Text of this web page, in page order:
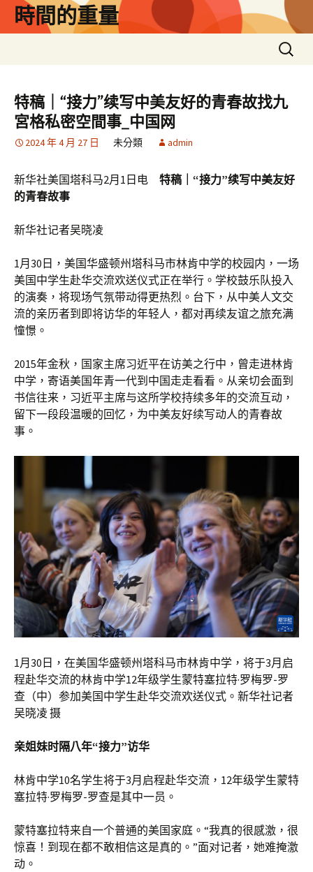
時間的重量
搜
尋
鍵
字:
特稿｜“接力”续写中美友好的青春故找九
宮格私密空間事_中国网
2024 年 4 月 27 日 未分類 admin
新华社美国塔科马2月1日电 特稿｜“接力”续写中美友好
的青春故事
新华社记者吴晓凌
1月30日，美国华盛顿州塔科马市林肯中学的校园内，一场
美国中学生赴华交流欢送仪式正在举行。学校鼓乐队投入
的演奏，将现场气氛带动得更热烈。台下，从中美人文交
流的亲历者到即将访华的年轻人，都对再续友谊之旅充满
憧憬。
2015年金秋，国家主席习近平在访美之行中，曾走进林肯
中学，寄语美国年青一代到中国走走看看。从亲切会面到
书信往来，习近平主席与这所学校持续多年的交流互动，
留下一段段温暖的回忆，为中美友好续写动人的青春故
事。
1月30日，在美国华盛顿州塔科马市林肯中学，将于3月启
程赴华交流的林肯中学12年级学生蒙特塞拉特·罗梅罗-罗
查（中）参加美国中学生赴华交流欢送仪式。新华社记者
吴晓凌 摄
亲姐妹时隔八年“接力”访华
林肯中学10名学生将于3月启程赴华交流，12年级学生蒙特
塞拉特·罗梅罗-罗查是其中一员。
蒙特塞拉特来自一个普通的美国家庭。“我真的很感激，很
惊喜！到现在都不敢相信这是真的。”面对记者，她难掩激
动。